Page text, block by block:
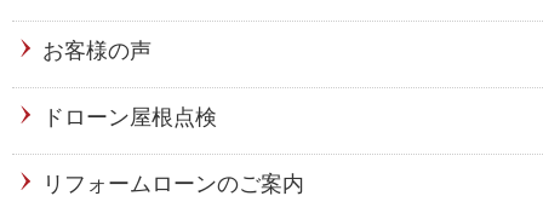
お客様の声
ドローン屋根点検
リフォームローンのご案内